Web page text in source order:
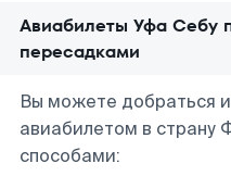
Авиабилеты Уфа Себу
пересадками
Вы можете добраться
авиабилетом в страну
способами: